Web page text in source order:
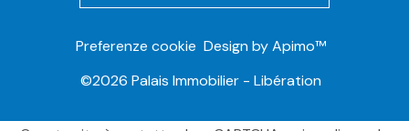
Preferenze cookie Design byApimo™
©2026 Palais Immobilier - Libération